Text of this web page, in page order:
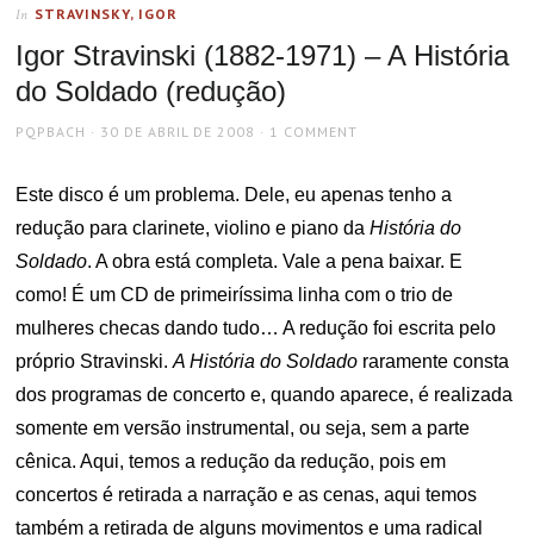
In STRAVINSKY, IGOR
Igor Stravinski (1882-1971) – A História
do Soldado (redução)
AUTHOR
PQPBACH
POSTED
30 DE ABRIL DE 2008 1 COMMENT
Este disco é um problema. Dele, eu apenas tenho a
redução para clarinete, violino e piano daHistória do
Soldado. A obra está completa. Vale a pena baixar. E
como! É um CD de primeiríssima linha com o trio de
mulheres checas dando tudo… A redução foi escrita pelo
próprio Stravinski.A História do Soldado raramente consta
dos programas de concerto e, quando aparece, é realizada
somente em versão instrumental, ou seja, sem a parte
cênica. Aqui, temos a redução da redução, pois em
concertos é retirada a narração e as cenas, aqui temos
também a retirada de alguns movimentos e uma radical